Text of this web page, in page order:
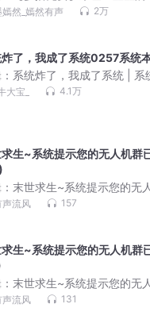
行尸走肉|救世主
嫣然_嫣然有声 2万
炸了，我成了系统0257系统
系统炸了，我成了系统 | 系
尊 | 诸天万界 | 多人有声剧
大宝_ 4.1万
生~系统提示您的无人机群
末世求生~系统提示您的无
291
声流风 157
生~系统提示您的无人机群
末世求生~系统提示您的无
291
声流风 131